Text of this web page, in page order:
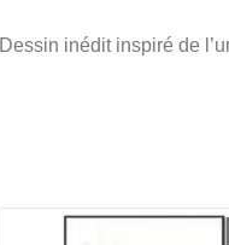
Dessin inédit inspiré de